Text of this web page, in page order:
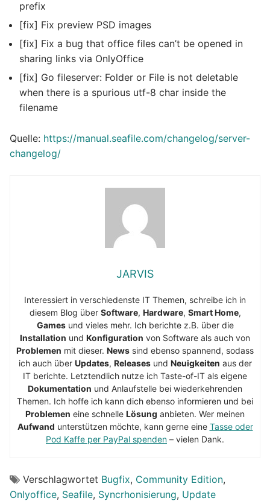
prefix
[fix] Fix preview PSD images
[fix] Fix a bug that office files can’t be opened in
sharing links via OnlyOffice
[fix] Go fileserver: Folder or File is not deletable
when there is a spurious utf-8 char inside the
filename
Quelle: https://manual.seafile.com/changelog/server-
changelog/
JARVIS
Interessiert in verschiedenste IT Themen, schreibe ich in
diesem Blog über Software, Hardware, Smart Home,
Gamesund vieles mehr. Ich berichte z.B. über die
Installation und Konfiguration von Software als auch von
Problemen mit dieser. News sind ebenso spannend, sodass
ich auch über Updates, Releasesund Neuigkeiten aus der
IT berichte. Letztendlich nutze ich Taste-of-IT als eigene
Dokumentation und Anlaufstelle bei wiederkehrenden
Themen. Ich hoffe ich kann dich ebenso informieren und bei
Problemen eine schnelle Lösung anbieten. Wer meinen
Aufwand unterstützen möchte, kann gerne eine Tasse oder
Pod Kaffe per PayPal spenden – vielen Dank.
Verschlagwortet Bugfix, Community Edition,
Onlyoffice, Seafile, Syncrhonisierung, Update